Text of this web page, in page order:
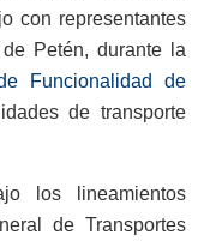
con representantes
Petén, durante la
Funcionalidad de
de transporte
los lineamientos
de Transportes